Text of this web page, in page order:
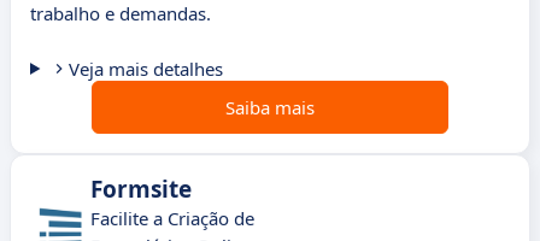
trabalho e demandas.
Veja mais detalhes
Saiba mais
Formsite
Facilite a Criação de